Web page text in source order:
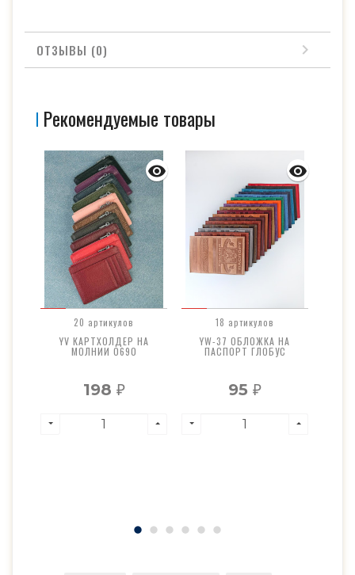
ОТЗЫВЫ (0)
Рекомендуемые товары
20 артикулов
YV КАРТХОЛДЕР НА
МОЛНИИ 0690
198 ₽
18 артикулов
YW-37 ОБЛОЖКА НА
ПАСПОРТ ГЛОБУС
95 ₽